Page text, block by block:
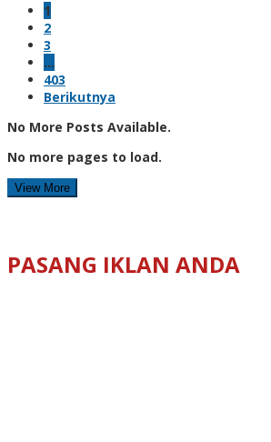
1
2
3
…
403
Berikutnya
No More Posts Available.
No more pages to load.
View More
PASANG IKLAN ANDA